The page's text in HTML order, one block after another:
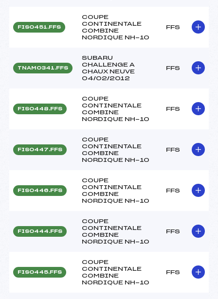
FIS0451.FFS
COUPE
CONTINENTALE
COMBINE
NORDIQUE NH-10
FFS
TNAM0341.FFS
SUBARU
CHALLENGE A
CHAUX NEUVE
04/02/2012
FFS
FIS0448.FFS
COUPE
CONTINENTALE
COMBINE
NORDIQUE NH-10
FFS
FIS0447.FFS
COUPE
CONTINENTALE
COMBINE
NORDIQUE NH-10
FFS
FIS0446.FFS
COUPE
CONTINENTALE
COMBINE
NORDIQUE NH-10
FFS
FIS0444.FFS
COUPE
CONTINENTALE
COMBINE
NORDIQUE NH-10
FFS
FIS0445.FFS
COUPE
CONTINENTALE
COMBINE
NORDIQUE NH-10
FFS